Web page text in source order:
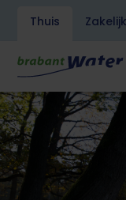
Overslaan
naar
de
inhoud
gaan
Thuis Zakelijk